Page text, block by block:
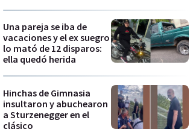
Una pareja se iba de
vacaciones y el ex suegro
lo mató de 12 disparos:
ella quedó herida
Hinchas de Gimnasia
insultaron y abuchearon
a Sturzenegger en el
clásico